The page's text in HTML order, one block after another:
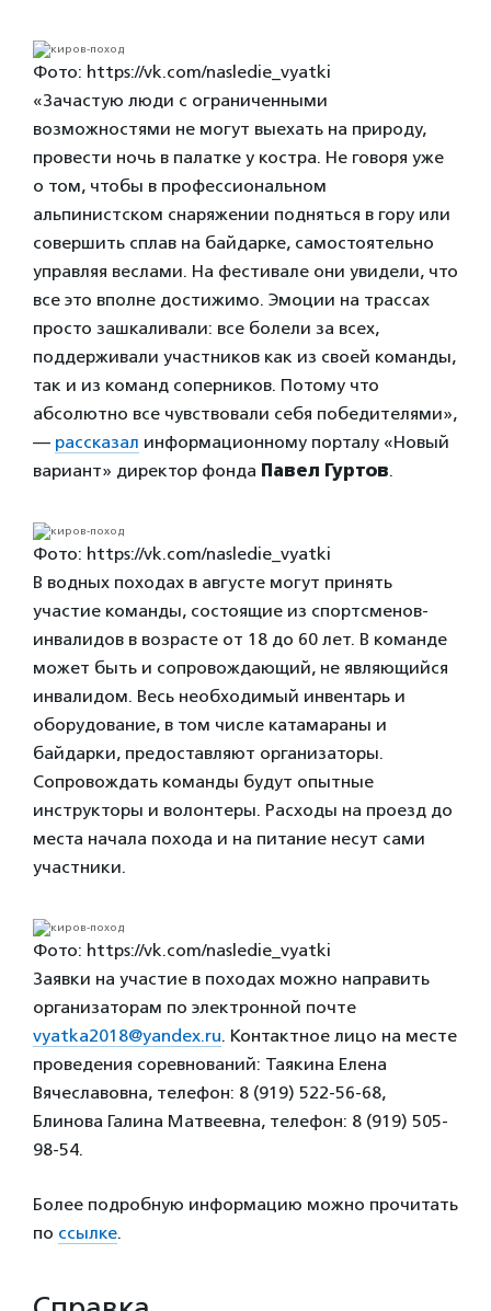
Фото: https://vk.com/nasledie_vyatki
«Зачастую люди с ограниченными
возможностями не могут выехать на природу,
провести ночь в палатке у костра. Не говоря уже
о том, чтобы в профессиональном
альпинистском снаряжении подняться в гору или
совершить сплав на байдарке, самостоятельно
управляя веслами. На фестивале они увидели, что
все это вполне достижимо. Эмоции на трассах
просто зашкаливали: все болели за всех,
поддерживали участников как из своей команды,
так и из команд соперников. Потому что
абсолютно все чувствовали себя победителями»,
— рассказал информационному порталу «Новый
вариант» директор фонда Павел Гуртов.
Фото: https://vk.com/nasledie_vyatki
В водных походах в августе могут принять
участие команды, состоящие из спортсменов-
инвалидов в возрасте от 18 до 60 лет. В команде
может быть и сопровождающий, не являющийся
инвалидом. Весь необходимый инвентарь и
оборудование, в том числе катамараны и
байдарки, предоставляют организаторы.
Сопровождать команды будут опытные
инструкторы и волонтеры. Расходы на проезд до
места начала похода и на питание несут сами
участники.
Фото: https://vk.com/nasledie_vyatki
Заявки на участие в походах можно направить
организаторам по электронной почте
vyatka2018@yandex.ru. Контактное лицо на месте
проведения соревнований: Таякина Елена
Вячеславовна, телефон: 8 (919) 522-56-68,
Блинова Галина Матвеевна, телефон: 8 (919) 505-
98-54.
Более подробную информацию можно прочитать
по ссылке.